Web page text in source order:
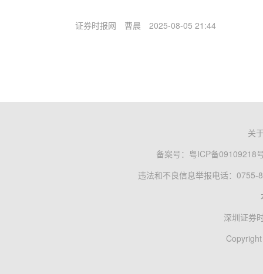
证券时报网 曹晨 2025-08-05 21:44
关
备案号： 粤ICP备09109218
违法和不良信息举报电话：0755-
深圳证券